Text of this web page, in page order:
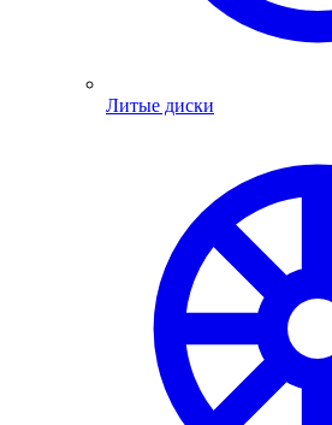
Литые диски